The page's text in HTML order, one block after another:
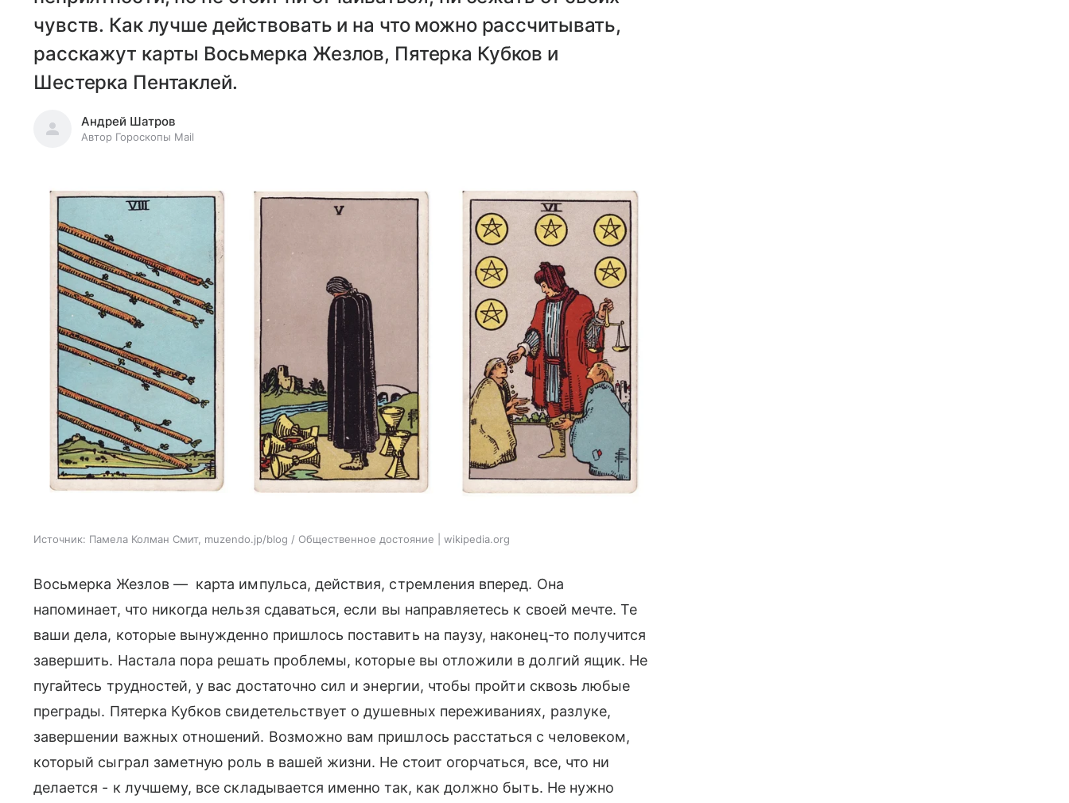
чувств. Как лучше действовать и на что можно рассчитывать,
расскажут карты Восьмерка Жезлов, Пятерка Кубков и
Шестерка Пентаклей.
Андрей Шатров
Автор Гороскопы Mail
Источник: Памела Колман Смит, muzendo.jp/blog / Общественное достояние | wikipedia.org
Восьмерка Жезлов — карта импульса, действия, стремления вперед. Она
напоминает, что никогда нельзя сдаваться, если вы направляетесь к своей мечте. Те
ваши дела, которые вынужденно пришлось поставить на паузу, наконец-то получится
завершить. Настала пора решать проблемы, которые вы отложили в долгий ящик. Не
пугайтесь трудностей, у вас достаточно сил и энергии, чтобы пройти сквозь любые
преграды. Пятерка Кубков свидетельствует о душевных переживаниях, разлуке,
завершении важных отношений. Возможно вам пришлось расстаться с человеком,
который сыграл заметную роль в вашей жизни. Не стоит огорчаться, все, что ни
делается - к лучшему, все складывается именно так, как должно быть. Не нужно